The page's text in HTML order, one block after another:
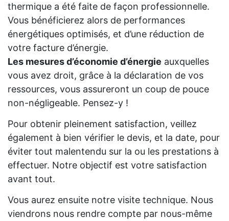
thermique a été faite de façon professionnelle.
Vous bénéficierez alors de performances
énergétiques optimisés, et d’une réduction de
votre facture d’énergie.
Les mesures d’économie d’énergie auxquelles
vous avez droit, grâce à la déclaration de vos
ressources, vous assureront un coup de pouce
non-négligeable. Pensez-y !
Pour obtenir pleinement satisfaction, veillez
également à bien vérifier le devis, et la date, pour
éviter tout malentendu sur la ou les prestations à
effectuer. Notre objectif est votre satisfaction
avant tout.
Vous aurez ensuite notre visite technique. Nous
viendrons nous rendre compte par nous-même